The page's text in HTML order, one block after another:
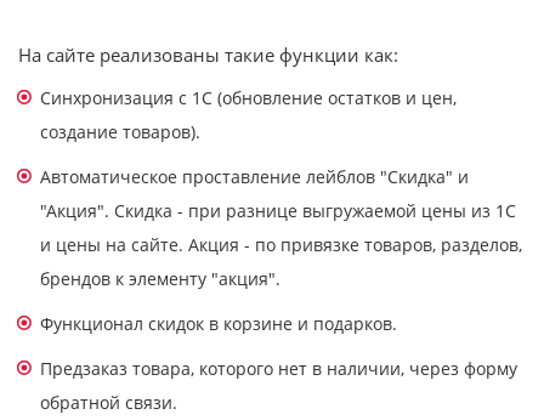
На сайте реализованы такие функции как:
Синхронизация с 1С (обновление остатков и цен,
создание товаров).
Автоматическое проставление лейблов "Скидка" и
"Акция". Скидка - при разнице выгружаемой цены из 1С
и цены на сайте. Акция - по привязке товаров, разделов,
брендов к элементу "акция".
Функционал скидок в корзине и подарков.
Предзаказ товара, которого нет в наличии, через форму
обратной связи.